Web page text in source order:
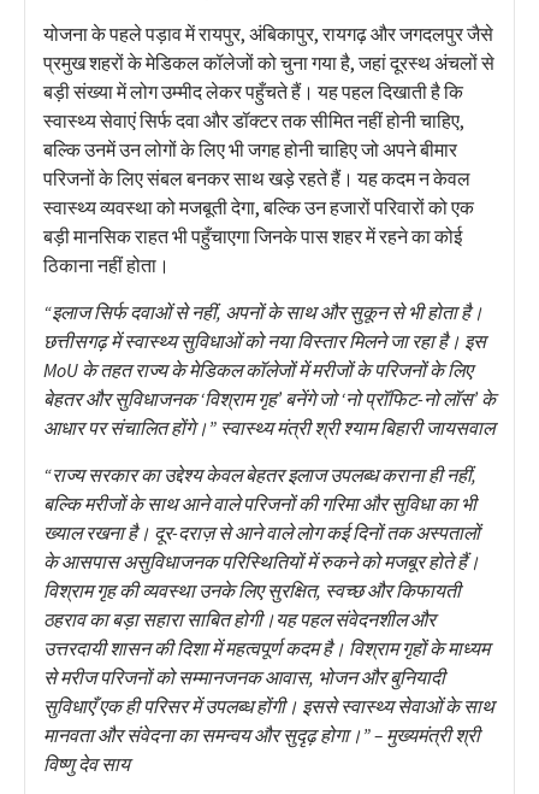
योजना के पहले पड़ाव में रायपुर, अंबिकापुर, रायगढ़ और जगदलपुर जैसे
प्रमुख शहरों के मेडिकल कॉलेजों को चुना गया है, जहां दूरस्थ अंचलों से
बड़ी संख्या में लोग उम्मीद लेकर पहुँचते हैं। यह पहल दिखाती है कि
स्वास्थ्य सेवाएं सिर्फ दवा और डॉक्टर तक सीमित नहीं होनी चाहिए,
बल्कि उनमें उन लोगों के लिए भी जगह होनी चाहिए जो अपने बीमार
परिजनों के लिए संबल बनकर साथ खड़े रहते हैं। यह कदम न केवल
स्वास्थ्य व्यवस्था को मजबूती देगा, बल्कि उन हजारों परिवारों को एक
बड़ी मानसिक राहत भी पहुँचाएगा जिनके पास शहर में रहने का कोई
ठिकाना नहीं होता।
“इलाज सिर्फ दवाओं से नहीं, अपनों के साथ और सुकून से भी होता है।
छत्तीसगढ़ में स्वास्थ्य सुविधाओं को नया विस्तार मिलने जा रहा है। इस
MoU के तहत राज्य के मेडिकल कॉलेजों में मरीजों के परिजनों के लिए
बेहतर और सुविधाजनक ‘विश्राम गृह’ बनेंगे जो ‘नो प्रॉफिट-नो लॉस’ के
आधार पर संचालित होंगे।” स्वास्थ्य मंत्री श्री श्याम बिहारी जायसवाल
“राज्य सरकार का उद्देश्य केवल बेहतर इलाज उपलब्ध कराना ही नहीं,
बल्कि मरीजों के साथ आने वाले परिजनों की गरिमा और सुविधा का भी
ख्याल रखना है। दूर-दराज़ से आने वाले लोग कई दिनों तक अस्पतालों
के आसपास असुविधाजनक परिस्थितियों में रुकने को मजबूर होते हैं।
विश्राम गृह की व्यवस्था उनके लिए सुरक्षित, स्वच्छ और किफायती
ठहराव का बड़ा सहारा साबित होगी।यह पहल संवेदनशील और
उत्तरदायी शासन की दिशा में महत्वपूर्ण कदम है। विश्राम गृहों के माध्यम
से मरीज परिजनों को सम्मानजनक आवास, भोजन और बुनियादी
सुविधाएँ एक ही परिसर में उपलब्ध होंगी। इससे स्वास्थ्य सेवाओं के साथ
मानवता और संवेदना का समन्वय और सुदृढ़ होगा।” – मुख्यमंत्री श्री
विष्णु देव साय